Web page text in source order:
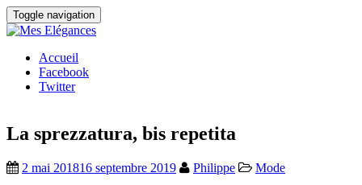
Toggle navigation
Accueil
Facebook
Twitter
La sprezzatura, bis repetita
2 mai 201816 septembre 2019 Philippe Mode